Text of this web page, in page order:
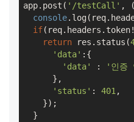
app.post( '/testCall' ,
console
if
return res.status(
'data' :{
'data'
: '인증
      },
'status' : 401 ,
    });
  }